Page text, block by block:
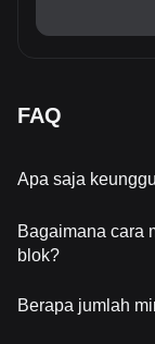
FAQ
Apa saja
Bagaimana cara
blok?
Berapa jumlah